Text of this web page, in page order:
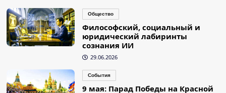
Общество
Философский, социальный и
юридический лабиринты
сознания ИИ
29.06.2026
События
9 мая: Парад Победы на Красной